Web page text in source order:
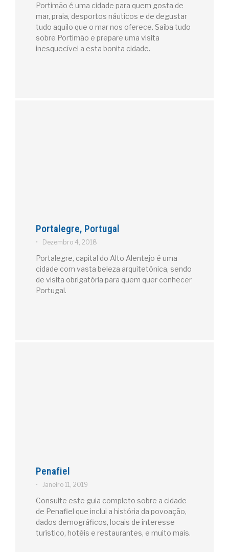
Portimão é uma cidade para quem gosta de
mar, praia, desportos náuticos e de degustar
tudo aquilo que o mar nos oferece. Saiba tudo
sobre Portimão e prepare uma visita
inesquecível a esta bonita cidade.
Portalegre, Portugal
• Dezembro 4, 2018
Portalegre, capital do Alto Alentejo é uma
cidade com vasta beleza arquitetónica, sendo
de visita obrigatória para quem quer conhecer
Portugal.
Penafiel
• Janeiro 11, 2019
Consulte este guia completo sobre a cidade
de Penafiel que inclui a história da povoação,
dados demográficos, locais de interesse
turístico, hotéis e restaurantes, e muito mais.